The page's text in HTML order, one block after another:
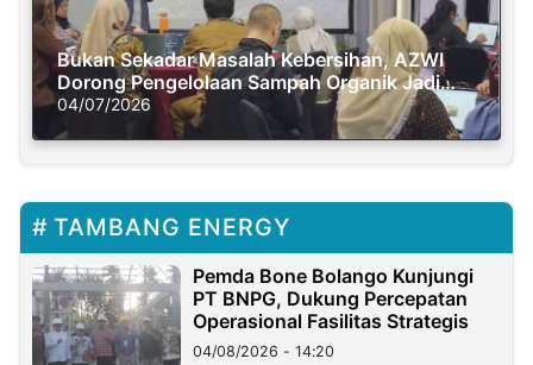
Bukan Sekadar Masalah Kebersihan, AZWI
Dorong Pengelolaan Sampah Organik Jadi
Solusi Krisis Iklim
04/07/2026
TAMBANG ENERGY
Pemda Bone Bolango Kunjungi
PT BNPG, Dukung Percepatan
Operasional Fasilitas Strategis
04/08/2026 - 14:20